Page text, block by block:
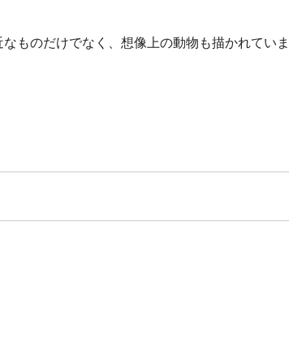
ものだけでなく、想像上の動物も描かれてい